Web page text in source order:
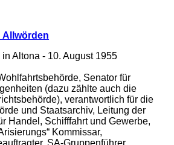
Allwörden
Altona - 10. August 1955
Senator für
(dazu zählte auch die
verantwortlich für die
und Staatsarchiv, Leitung der
Handel, Schifffahrt und Gewerbe,
Kommissar,